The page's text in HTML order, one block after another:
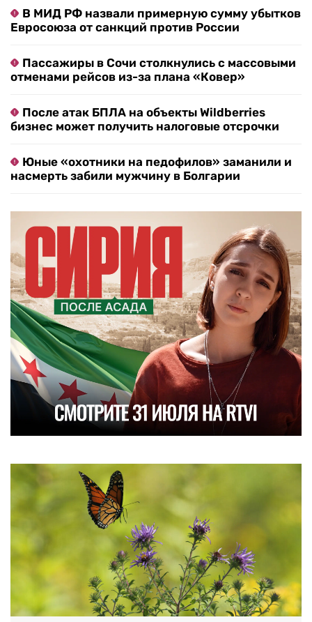
В МИД РФ назвали примерную сумму убытков
Евросоюза от санкций против России
Пассажиры в Сочи столкнулись с массовыми
отменами рейсов из-за плана «Ковер»
После атак БПЛА на объекты Wildberries
бизнес может получить налоговые отсрочки
Юные «охотники на педофилов» заманили и
насмерть забили мужчину в Болгарии